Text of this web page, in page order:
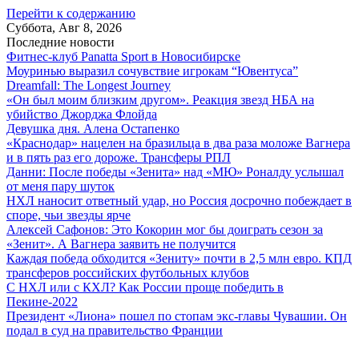
Перейти к содержанию
Суббота, Авг 8, 2026
Последние новости
Фитнес-клуб Panatta Sport в Новосибирске
Моуринью выразил сочувствие игрокам “Ювентуса”
Dreamfall: The Longest Journey
«Он был моим близким другом». Реакция звезд НБА на
убийство Джорджа Флойда
Девушка дня. Алена Остапенко
«Краснодар» нацелен на бразильца в два раза моложе Вагнера
и в пять раз его дороже. Трансферы РПЛ
Данни: После победы «Зенита» над «МЮ» Роналду услышал
от меня пару шуток
НХЛ наносит ответный удар, но Россия досрочно побеждает в
споре, чьи звезды ярче
Алексей Сафонов: Это Кокорин мог бы доиграть сезон за
«Зенит». А Вагнера заявить не получится
Каждая победа обходится «Зениту» почти в 2,5 млн евро. КПД
трансферов российских футбольных клубов
С НХЛ или с КХЛ? Как России проще победить в
Пекине-2022
Президент «Лиона» пошел по стопам экс-главы Чувашии. Он
подал в суд на правительство Франции